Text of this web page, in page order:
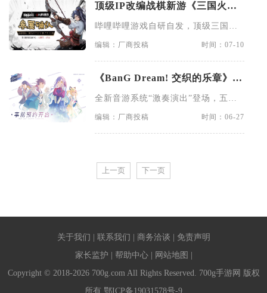
顶级IP改编战棋新游《三国火凤
热开启
哔哩哔哩游戏自研自发，顶级三国题
编辑：厂商投稿 时间：07-10
《BanG Dream! 交织的乐章》预
启动
全新音游系统“激奏演出”登场，五支
编辑：厂商投稿 时间：06-27
上一页 下一页
关于我们 联系我们 商务洽谈
免责声明
家长监护
帮助中心 网站地图
Copyright © 2018-2026 700g.com All Rights Reserved. 700g手游网 版权
所有 鄂ICP备19031578号-9